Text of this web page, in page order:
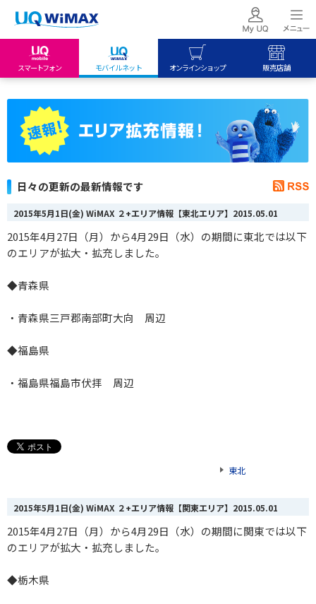
スマートフォン モバイルネット オンラインショップ 販売店舗
My UQ mobile
UQ mobile
UQ WiMAX
UQ WiMAX
日々の更新の最新情報です
2015年5月1日(金) WiMAX ２+エリア情報【東北エリア】 2015.05.01
2015年4月27日（月）から4月29日（水）の期間に東北では以下
のエリアが拡大・拡充しました。
◆青森県
・青森県三戸郡南部町大向 周辺
◆福島県
・福島県福島市伏拝 周辺
東北
2015年5月1日(金) WiMAX ２+エリア情報【関東エリア】 2015.05.01
2015年4月27日（月）から4月29日（水）の期間に関東では以下
のエリアが拡大・拡充しました。
◆栃木県